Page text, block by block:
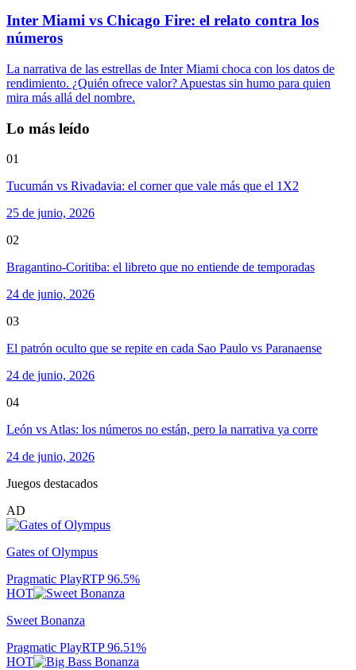
Inter Miami vs Chicago Fire: el relato contra los
números
La narrativa de las estrellas de Inter Miami choca con los datos de
rendimiento. ¿Quién ofrece valor? Apuestas sin humo para quien
mira más allá del nombre.
Lo más leído
01
Tucumán vs Rivadavia: el corner que vale más que el 1X2
25 de junio, 2026
02
Bragantino-Coritiba: el libreto que no entiende de temporadas
24 de junio, 2026
03
El patrón oculto que se repite en cada Sao Paulo vs Paranaense
24 de junio, 2026
04
León vs Atlas: los números no están, pero la narrativa ya corre
24 de junio, 2026
Juegos destacados
AD
Gates of Olympus
Pragmatic PlayRTP96.5%
HOT
Sweet Bonanza
Pragmatic PlayRTP96.51%
HOT